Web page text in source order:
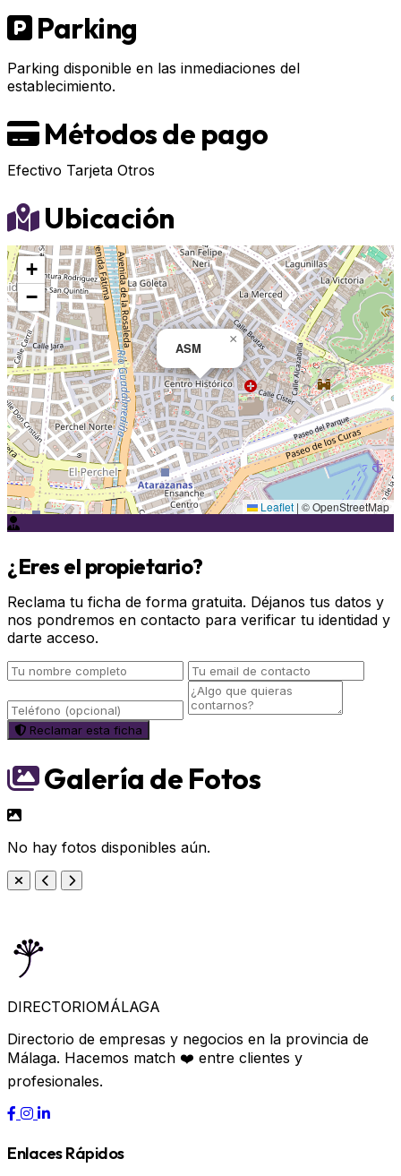
Parking
Parking disponible en las inmediaciones del
establecimiento.
Métodos de pago
Efectivo Tarjeta Otros
Ubicación
ASM
×
+
−
Leaflet | © OpenStreetMap
¿Eres el propietario?
Reclama tu ficha de forma gratuita. Déjanos tus datos y
nos pondremos en contacto para verificar tu identidad y
darte acceso.
Reclamar esta ficha
Galería de Fotos
No hay fotos disponibles aún.
DIRECTORIOMÁLAGA
Directorio de empresas y negocios en la provincia de
Málaga. Hacemos match ❤️ entre clientes y
profesionales.
Enlaces Rápidos